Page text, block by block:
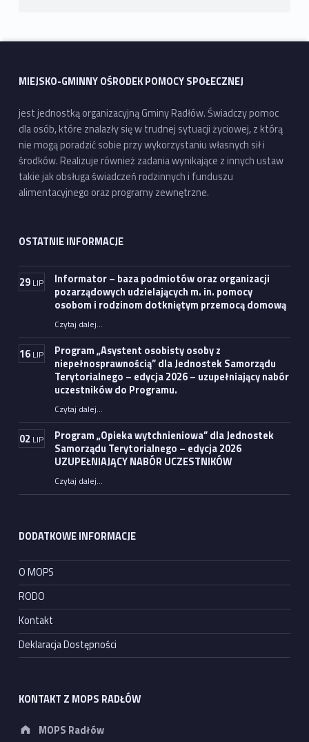
MIEJSKO-GMINNY OŚRODEK POMOCY SPOŁECZNEJ
jest jednostką organizacyjną Gminy Radłów. Świadczy pomoc
dla osób, które znalazły się w trudnej sytuacji życiowej, z którą
nie mogą poradzić sobie przy wykorzystaniu własnych sił i
środków. Realizuje również zadania wynikające z innych ustaw
takie jak obsługa świadczeń rodzinnych i funduszu
alimentacyjnego oraz programy zewnętrzne.
OSTATNIE INFORMACJE
29 LIP
Informator – baza podmiotów oraz organizacji
pozarządowych udzielających m. in. pomocy
osobom i rodzinom dotkniętym przemocą domową
Czytaj dalej“Informator – baza podmiotów oraz organizacji pozarządowych udzielających m. in. pomocy osobom i rodzinom dotkniętym przemocą domową”
…
16 LIP
Program „Asystent osobisty osoby z
niepełnosprawnością” dla Jednostek Samorządu
Terytorialnego – edycja 2026 – uzupełniający nabór
uczestników do Programu.
Czytaj dalej“Program „Asystent osobisty osoby z niepełnosprawnością” dla Jednostek Samorządu Terytorialnego – edycja 2026 – uzupełniający nabór uczestników do Programu.”
…
02 LIP
Program „Opieka wytchnieniowa” dla Jednostek
Samorządu Terytorialnego – edycja 2026
UZUPEŁNIAJĄCY NABÓR UCZESTNIKÓW
Czytaj dalej“Program „Opieka wytchnieniowa” dla Jednostek Samorządu Terytorialnego – edycja 2026 UZUPEŁNIAJĄCY NABÓR UCZESTNIKÓW”
…
DODATKOWE INFORMACJE
O MOPS
RODO
Kontakt
Deklaracja Dostępności
KONTAKT Z MOPS RADŁÓW
Address:
MOPS Radłów